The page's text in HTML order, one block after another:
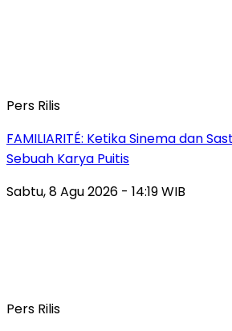
Pers Rilis
FAMILIARITÉ: Ketika Sinema dan
Sebuah Karya Puitis
Sabtu, 8 Agu 2026 - 14:19 WIB
Pers Rilis